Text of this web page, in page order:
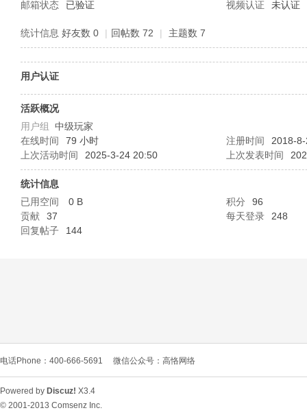
L
邮箱状态
已验证 视频认证 未认证
统计信息 好友数 0 | 回帖数 72 | 主题数 7
用户认证
活跃概况
用户组 中级玩家
在线时间
79 小时 注册时间
2018-
上次活动时间
2025-3-24 20:50 上次发表时间
统计信息
已用空间
0 B 积分
96
贡献
37 每天登录
248
回复帖子
144
电话Phone：400-666-5691 微信公众号：高恪网络
Powered by Discuz! X3.4
© 2001-2013 Comsenz Inc.